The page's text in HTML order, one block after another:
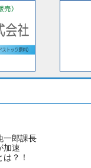
一郎課長
加速
？！